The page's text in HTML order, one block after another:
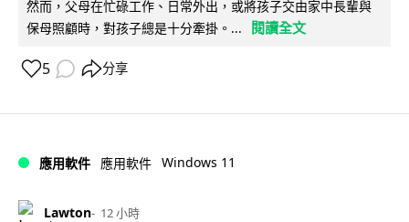
然而，父母在忙碌工作、日常外出，或將孩子交由家中長輩與
保母照顧時，對孩子總是十分牽掛。...
閱讀全文
5 分享
應用軟件 應用軟件 Windows 11
Lawton 12 小時